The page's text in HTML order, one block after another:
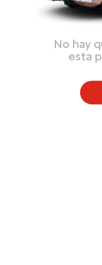
No hay
esta